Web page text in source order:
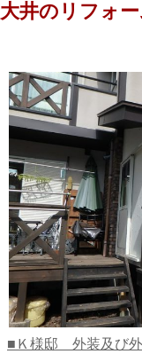
大井のリフォ
Ｋ様邸 外装及び